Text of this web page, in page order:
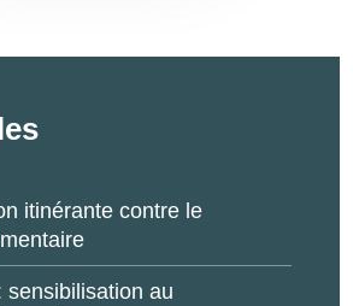
itinérante contre le
sensibilisation au